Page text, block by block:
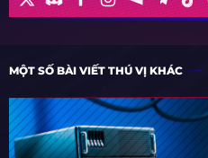
MỘT SỐ BÀI VIẾT THÚ VỊ KHÁC